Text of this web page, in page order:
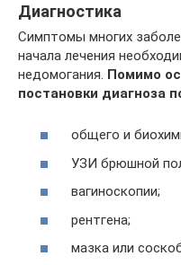
Диагностика
Симптомы многих
начала лечения
недомогания. Помимо
постановки диагноза
общего и
УЗИ брюшной
вагиноскопии;
рентгена;
мазка или